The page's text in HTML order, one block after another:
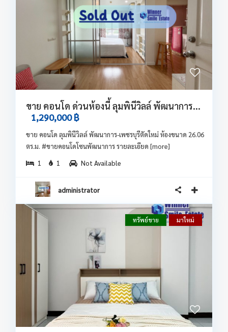
ขาย คอนโด ด่วนห้องนี้ ลุมพินีวิลล์ พัฒนาการ...
1,290,000 ฿
ขาย คอนโด ลุมพินีวิลล์ พัฒนาการ-เพชรบุรีตัดใหม่ ห้องขนาด 26.06
ตร.ม. #ขายคอนโดโซนพัฒนาการ รายละเอียด [more]
1
1 Not Available
administrator
ทรัพย์ขาย มาใหม่